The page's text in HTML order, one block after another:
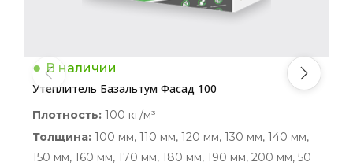
В наличии
Утеплитель Базальтум Фасад 100
Плотность: 100 кг/м³
Толщина: 100 мм, 110 мм, 120 мм, 130 мм, 140 мм,
150 мм, 160 мм, 170 мм, 180 мм, 190 мм, 200 мм, 50